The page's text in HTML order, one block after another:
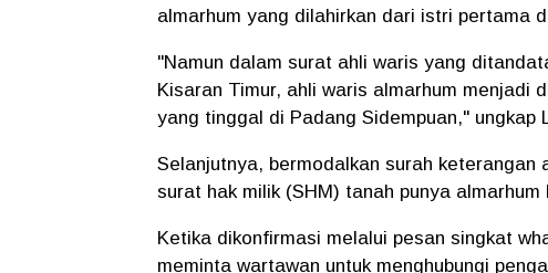
almarhum yang dilahirkan dari istri pertama
"Namun dalam surat ahli waris yang
Kisaran Timur, ahli waris almarhum menjadi
yang tinggal di Padang Sidempuan," ungkap
Selanjutnya, bermodalkan surah
surat hak milik (SHM) tanah punya
Ketika dikonfirmasi melalui pesan singkat
meminta wartawan untuk menghubungi